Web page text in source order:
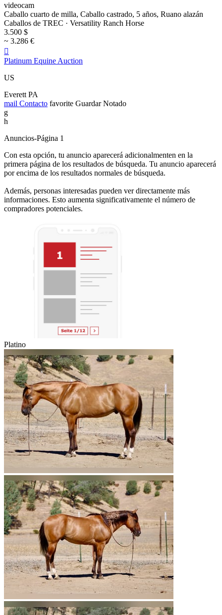
videocam
Caballo cuarto de milla, Caballo castrado, 5 años, Ruano alazán
Caballos de TREC · Versatility Ranch Horse
3.500 $
~ 3.286 €

Platinum Equine Auction
US
Everett PA
mail Contacto favorite Guardar Notado
g
h
Anuncios-Página 1
Con esta opción, tu anuncio aparecerá adicionalmenten en la
primera página de los resultados de búsqueda. Tu anuncio aparecerá
por encima de los resultados normales de búsqueda.
Además, personas interesadas pueden ver directamente más
informaciones. Esto aumenta significativamente el número de
compradores potenciales.
Platino